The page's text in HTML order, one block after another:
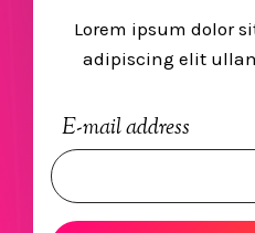
Lorem ipsum dolor
adipiscing elit
E-mail address